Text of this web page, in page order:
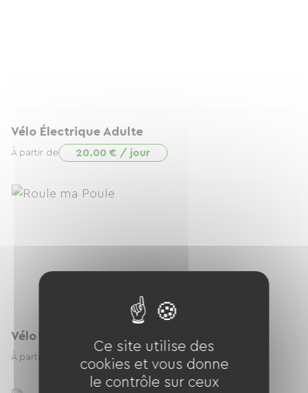
Vélo Électrique Adulte
À partir de 20.00 € / jour
Vélo Électrique Adulte
À partir de 20.00 € / jour
Ce site utilise des
cookies et vous donne
le contrôle sur ceux